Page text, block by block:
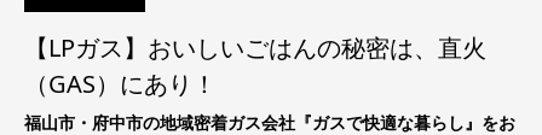
【LPガス】おいしいごはんの秘密は、直火
（GAS）にあり！
福山市・府中市の地域密着ガス会社『ガスで快適な暮らし』をお